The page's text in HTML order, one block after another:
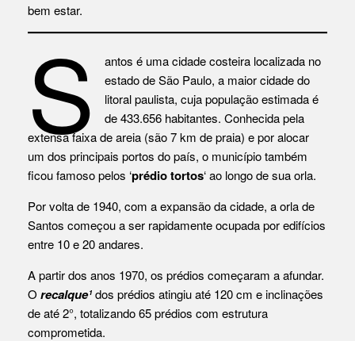
bem estar.
S
antos é uma cidade costeira localizada no
estado de São Paulo, a maior cidade do
litoral paulista, cuja população estimada é
de 433.656 habitantes. Conhecida pela
extensa faixa de areia (são 7 km de praia) e por alocar
um dos principais portos do país, o município também
ficou famoso pelos ‘prédio tortos‘ ao longo de sua orla.
Por volta de 1940, com a expansão da cidade, a orla de
Santos começou a ser rapidamente ocupada por edifícios
entre 10 e 20 andares.
A partir dos anos 1970, os prédios começaram a afundar.
O recalque¹dos prédios atingiu até 120 cm e inclinações
de até 2°, totalizando 65 prédios com estrutura
comprometida.